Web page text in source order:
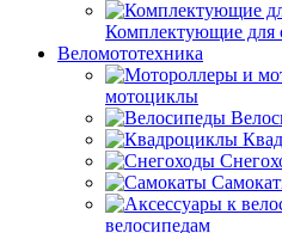
Комплектующие для
Веломототехника
мотоциклы
велосипедам